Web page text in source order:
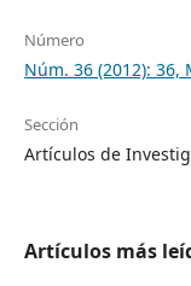
Número
Núm. 36 (2012): 36,
Sección
Artículos de
Artículos más